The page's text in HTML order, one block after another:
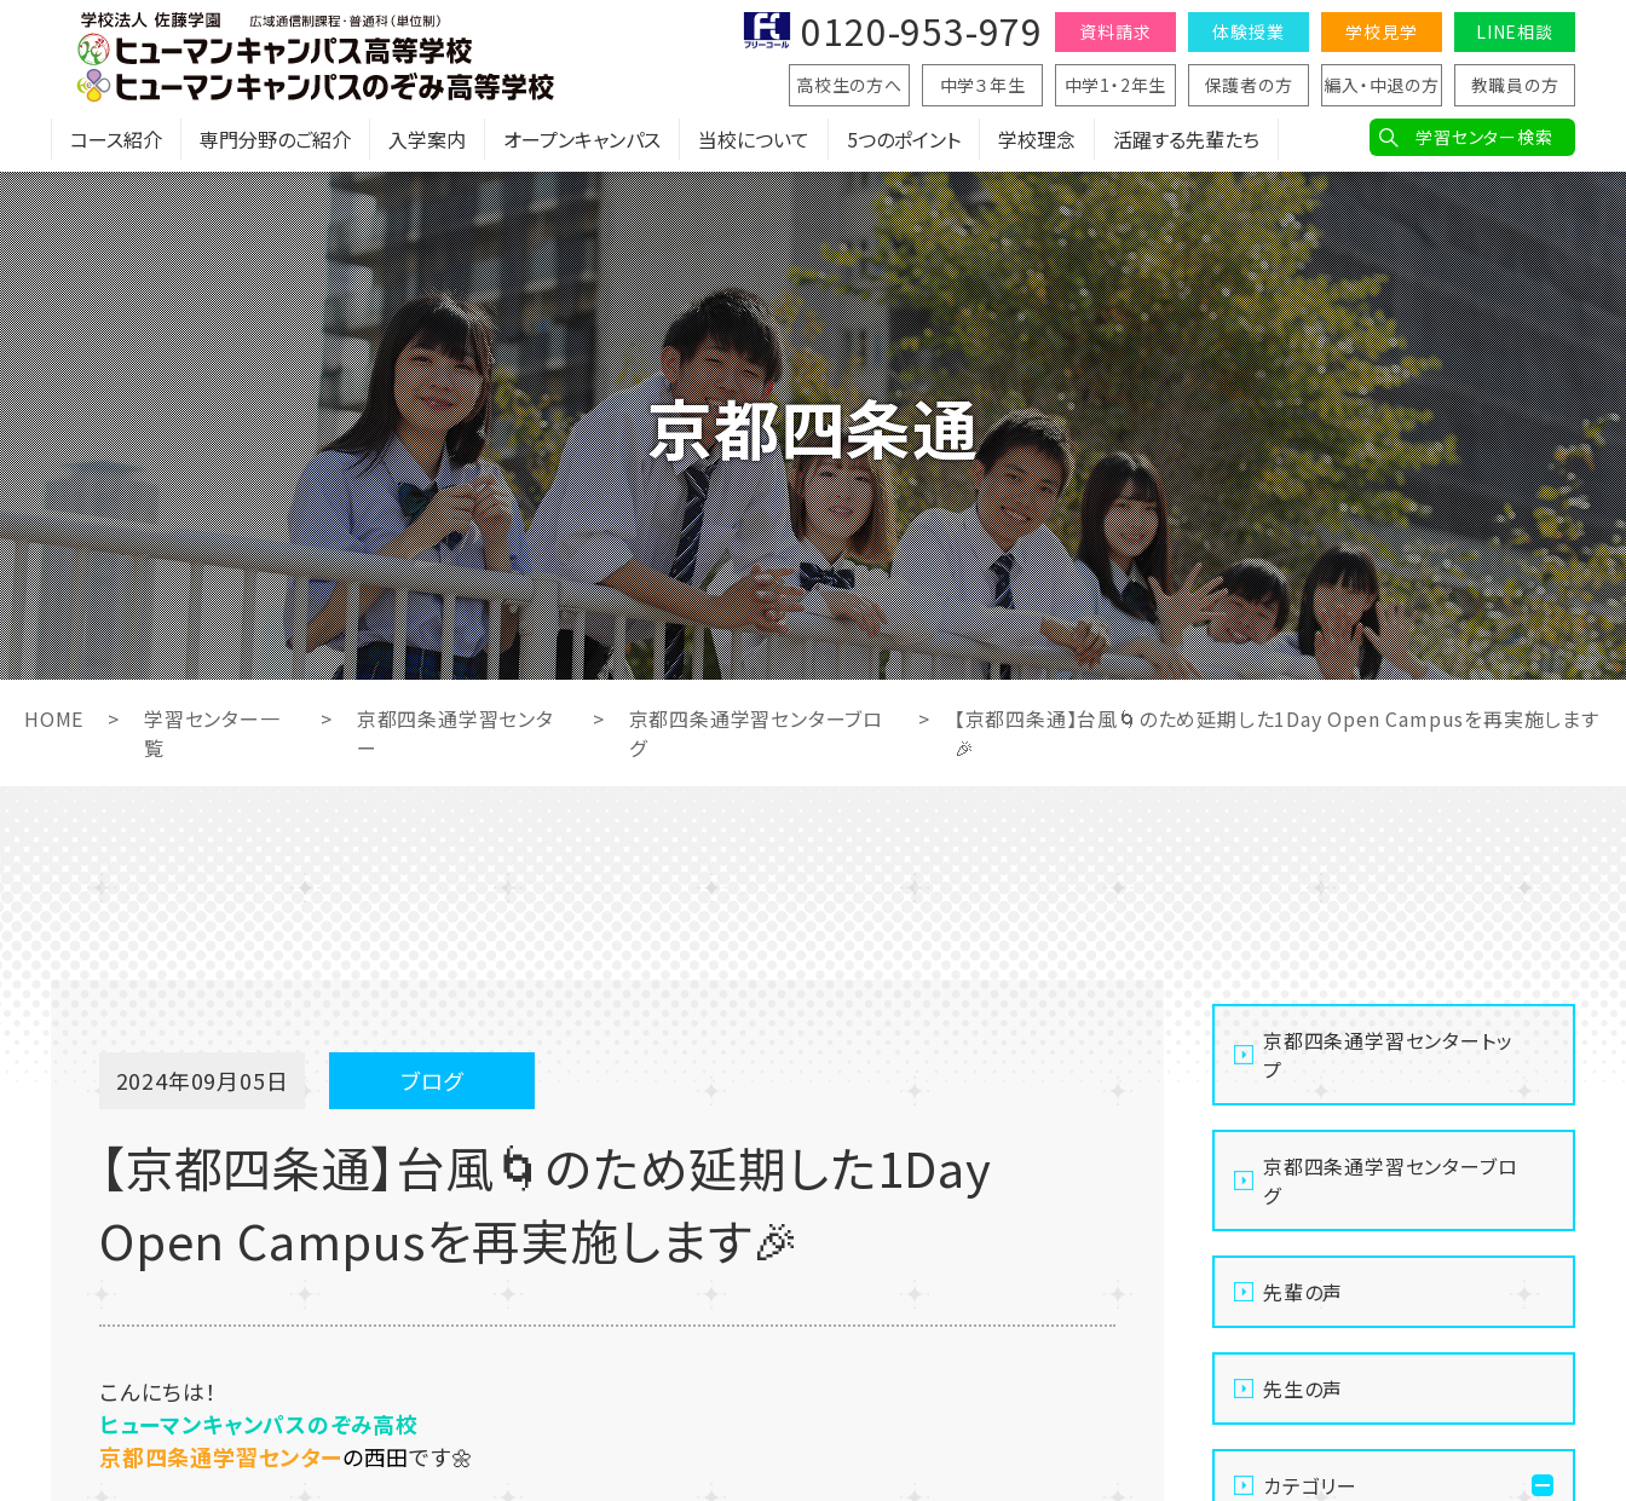
コース紹介 専門分野のご紹介 入学案内 オープンキャンパス 当校について 5つのポイント 学校理念 活躍する先輩たち
資料請求 体験授業 学校見学 LINE相談
高校生の方へ 中学３年生 中学1・2年生 保護者の方 編入・中退の方 教職員の方
学習センター検索
0120-953-979
京都四条通
HOME >
学習センター一
覧
>
京都四条通学習センタ
ー
>
京都四条通学習センターブロ
グ
>
【京都四条通】台風🌀のため延期した1Day Open Campusを再実施します
🎉
2024年09月05日 ブログ
【京都四条通】台風🌀のため延期した1Day
Open Campusを再実施します🎉
こんにちは！
ヒューマンキャンパスのぞみ高校
京都四条通学習センターの西田です🌼
京都四条通学習センタートッ
プ
京都四条通学習センターブロ
グ
先輩の声
先生の声
カテゴリー